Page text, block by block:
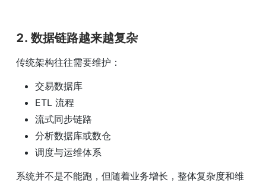
2. 数据链路越来越复杂
传统架构往往需要维护：
交易数据库
ETL 流程
流式同步链路
分析数据库或数仓
调度与运维体系
系统并不是不能跑，但随着业务增长，整体复杂度和维